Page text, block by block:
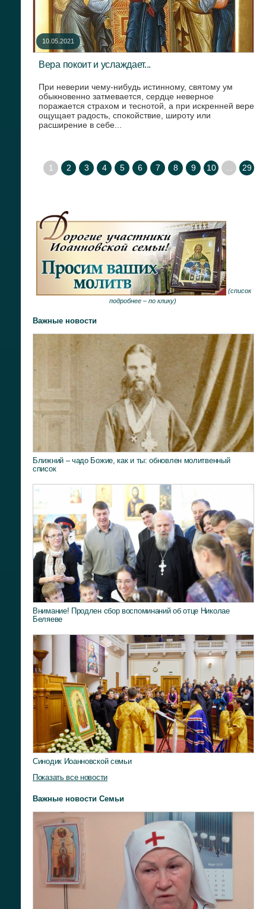
10.05.2021
Вера покоит и услаждает...
При неверии чему-нибудь истинному, святому ум
обыкновенно затмевается, сердце неверное
поражается страхом и теснотой, а при искренней вере
ощущает радость, спокойствие, широту или
расширение в себе...
1 2 3 4 5 6 7 8 9 10 29
(список
подробнее – по клику)
Важные новости
Ближний – чадо Божие, как и ты: обновлен молитвенный
список
Внимание! Продлен сбор воспоминаний об отце Николае
Беляеве
Синодик Иоанновской семьи
Показать все новости
Важные новости Семьи